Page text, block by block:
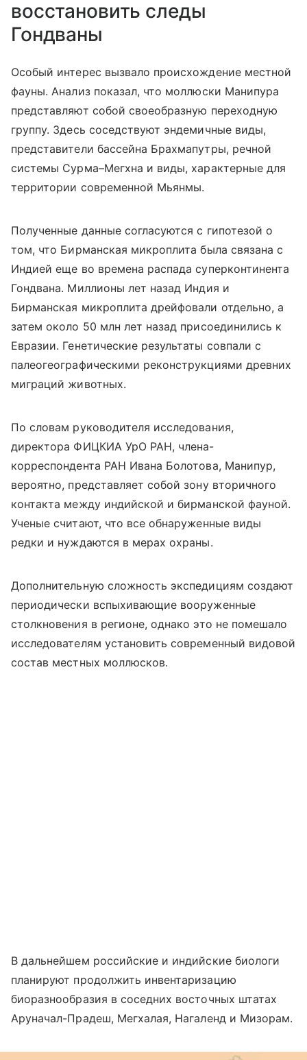
восстановить следы
Гондваны
Особый интерес вызвало происхождение местной
фауны. Анализ показал, что моллюски Манипура
представляют собой своеобразную переходную
группу. Здесь соседствуют эндемичные виды,
представители бассейна Брахмапутры, речной
системы Сурма–Мегхна и виды, характерные для
территории современной Мьянмы.
Полученные данные согласуются с гипотезой о
том, что Бирманская микроплита была связана с
Индией еще во времена распада суперконтинента
Гондвана. Миллионы лет назад Индия и
Бирманская микроплита дрейфовали отдельно, а
затем около 50 млн лет назад присоединились к
Евразии. Генетические результаты совпали с
палеогеографическими реконструкциями древних
миграций животных.
По словам руководителя исследования,
директора ФИЦКИА УрО РАН, члена-
корреспондента РАН Ивана Болотова, Манипур,
вероятно, представляет собой зону вторичного
контакта между индийской и бирманской фауной.
Ученые считают, что все обнаруженные виды
редки и нуждаются в мерах охраны.
Дополнительную сложность экспедициям создают
периодически вспыхивающие вооруженные
столкновения в регионе, однако это не помешало
исследователям установить современный видовой
состав местных моллюсков.
В дальнейшем российские и индийские биологи
планируют продолжить инвентаризацию
биоразнообразия в соседних восточных штатах
Аруначал-Прадеш, Мегхалая, Нагаленд и Мизорам.